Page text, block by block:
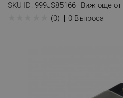
SKU ID: 999JS85166 Виж още от
(0) 0 Въпроса